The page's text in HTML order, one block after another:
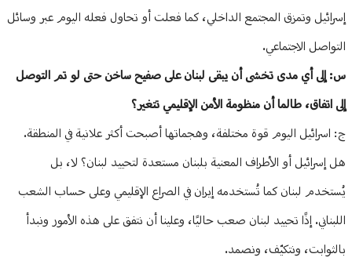
إسرائيل وتمزق المجتمع الداخلي، كما فعلت أو تحاول فعله اليوم عبر وسائل
التواصل الاجتماعي.
س: إلى أي مدى تخشى أن يبقى لبنان على صفيح ساخن حتى لو تم التوصل
إلى اتفاق، طالما أن منظومة الأمن الإقليمي تتغير؟
ج: اسرائيل اليوم قوة مختلفة، وهجماتها أصبحت أكثر علانية في المنطقة.
هل إسرائيل أو الأطراف المعنية بلبنان مستعدة لتحييد لبنان؟ لا، بل
يُستخدم لبنان كما تُستخدمه إيران في الصراع الإقليمي وعلى حساب الشعب
اللبناني. إذًا تحييد لبنان صعب حاليًا، وعلينا أن نتفق على هذه الأمور ونبدأ
بالثوابت، ونتكيّف، ونصمد.